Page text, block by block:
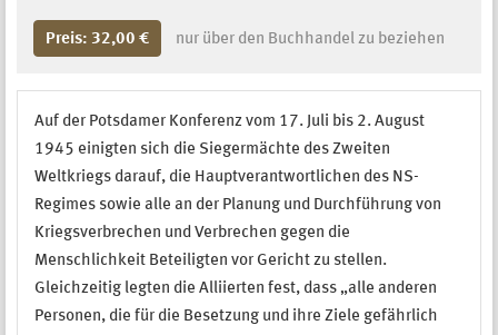
Preis: 32,00 € nur über den Buchhandel zu beziehen
Auf der Potsdamer Konferenz vom 17. Juli bis 2. August
1945 einigten sich die Siegermächte des Zweiten
Weltkriegs darauf, die Hauptverantwortlichen des NS-
Regimes sowie alle an der Planung und Durchführung von
Kriegsverbrechen und Verbrechen gegen die
Menschlichkeit Beteiligten vor Gericht zu stellen.
Gleichzeitig legten die Alliierten fest, dass „alle anderen
Personen, die für die Besetzung und ihre Ziele gefährlich